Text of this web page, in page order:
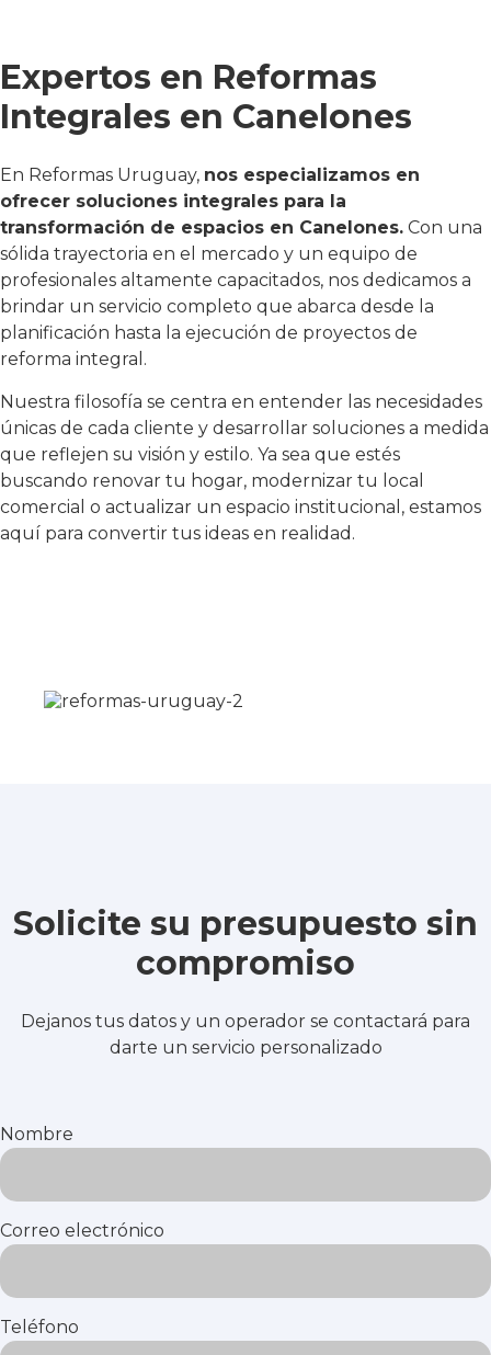
Expertos en Reformas
Integrales en Canelones
En Reformas Uruguay, nos especializamos en
ofrecer soluciones integrales para la
transformación de espacios en Canelones. Con una
sólida trayectoria en el mercado y un equipo de
profesionales altamente capacitados, nos dedicamos a
brindar un servicio completo que abarca desde la
planificación hasta la ejecución de proyectos de
reforma integral.
Nuestra filosofía se centra en entender las necesidades
únicas de cada cliente y desarrollar soluciones a medida
que reflejen su visión y estilo. Ya sea que estés
buscando renovar tu hogar, modernizar tu local
comercial o actualizar un espacio institucional, estamos
aquí para convertir tus ideas en realidad.
Solicite su presupuesto sin
compromiso
Dejanos tus datos y un operador se contactará para
darte un servicio personalizado
Nombre
Correo electrónico
Teléfono